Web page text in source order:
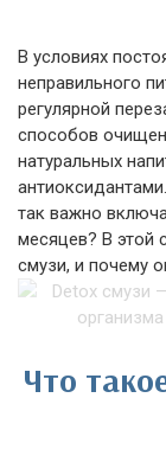
В условиях
неправильного
регулярной
способов
натуральных
так важно
месяцев? В этой
смузи, и почему
Что